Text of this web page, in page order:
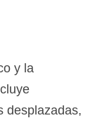
y la
desplazadas,